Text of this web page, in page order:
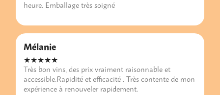
heure. Emballage très soigné
Mélanie
★★★★★
Très bon vins, des prix vraiment raisonnable et
accessible.Rapidité et efficacité . Très contente de mon
expérience à renouveler rapidement.